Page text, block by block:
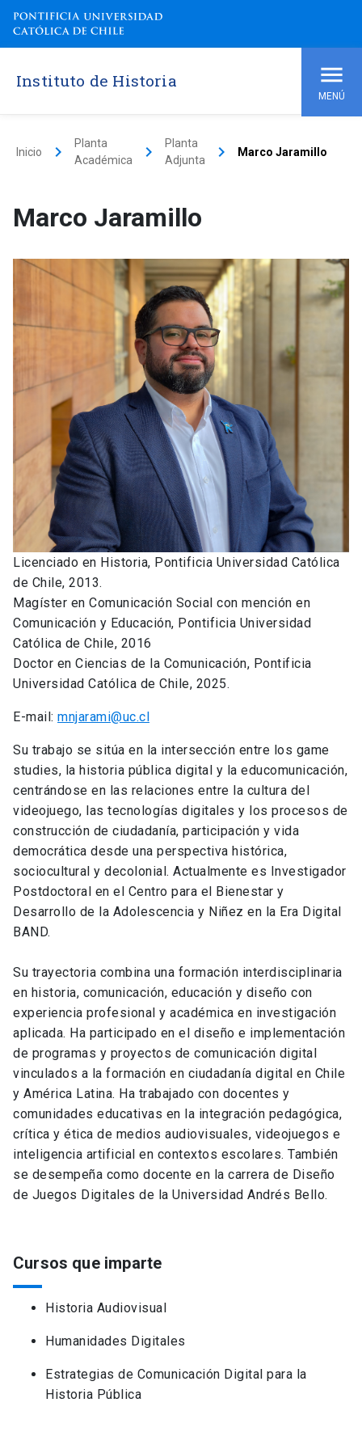
Instituto de Historia
MENÚ
Inicio keyboard_arrow_right
Planta
Académica
keyboard_arrow_right
Planta
Adjunta
keyboard_arrow_right Marco Jaramillo
Marco Jaramillo
Licenciado en Historia, Pontificia Universidad Católica
de Chile, 2013.
Magíster en Comunicación Social con mención en
Comunicación y Educación, Pontificia Universidad
Católica de Chile, 2016
Doctor en Ciencias de la Comunicación, Pontificia
Universidad Católica de Chile, 2025.
E-mail: mnjarami@uc.cl
Su trabajo se sitúa en la intersección entre los game
studies, la historia pública digital y la educomunicación,
centrándose en las relaciones entre la cultura del
videojuego, las tecnologías digitales y los procesos de
construcción de ciudadanía, participación y vida
democrática desde una perspectiva histórica,
sociocultural y decolonial. Actualmente es Investigador
Postdoctoral en el Centro para el Bienestar y
Desarrollo de la Adolescencia y Niñez en la Era Digital
BAND.
Su trayectoria combina una formación interdisciplinaria
en historia, comunicación, educación y diseño con
experiencia profesional y académica en investigación
aplicada. Ha participado en el diseño e implementación
de programas y proyectos de comunicación digital
vinculados a la formación en ciudadanía digital en Chile
y América Latina. Ha trabajado con docentes y
comunidades educativas en la integración pedagógica,
crítica y ética de medios audiovisuales, videojuegos e
inteligencia artificial en contextos escolares. También
se desempeña como docente en la carrera de Diseño
de Juegos Digitales de la Universidad Andrés Bello.
Cursos que imparte
Historia Audiovisual
Humanidades Digitales
Estrategias de Comunicación Digital para la
Historia Pública